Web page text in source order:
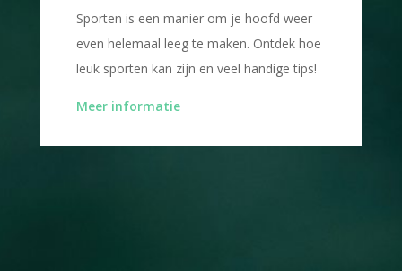
Sporten is een manier om je hoofd weer
even helemaal leeg te maken. Ontdek hoe
leuk sporten kan zijn en veel handige tips!
Meer informatie